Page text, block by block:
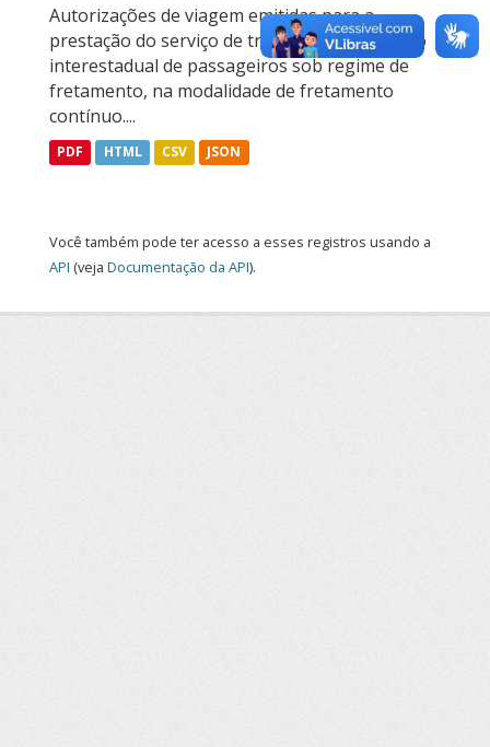
Autorizações de viagem emitidas para a
prestação do serviço de transporte rodoviário
interestadual de passageiros sob regime de
fretamento, na modalidade de fretamento
contínuo....
PDF HTML CSV JSON
Você também pode ter acesso a esses registros usando a
API (veja Documentação da API).